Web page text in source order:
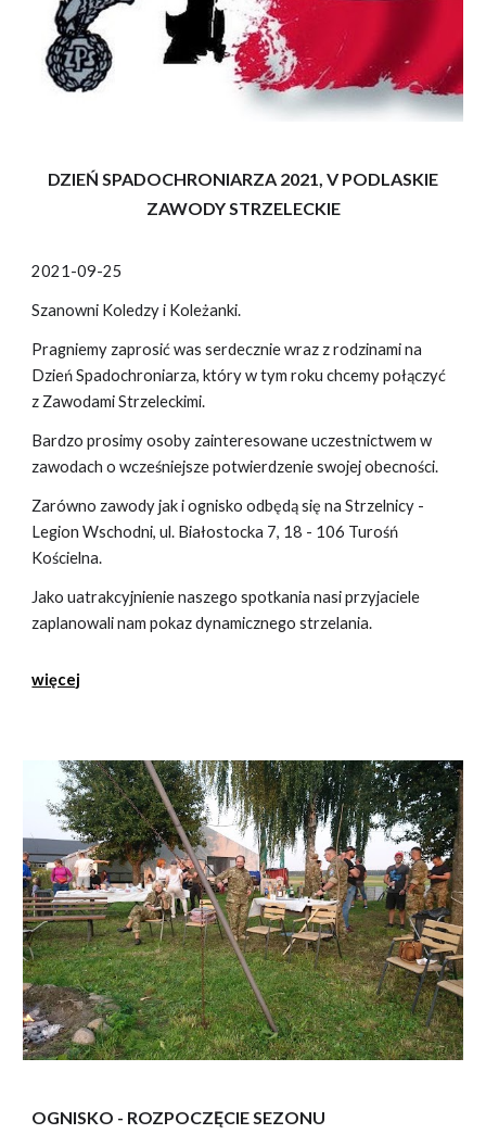
DZIEŃ SPADOCHRONIARZA 2021, V PODLASKIE
ZAWODY STRZELECKIE
2021-09-25
Szanowni Koledzy i Koleżanki.
Pragniemy zaprosić was serdecznie wraz z rodzinami na
Dzień Spadochroniarza, który w tym roku chcemy połączyć
z Zawodami Strzeleckimi.
Bardzo prosimy osoby zainteresowane uczestnictwem w
zawodach o wcześniejsze potwierdzenie swojej obecności.
Zarówno zawody jak i ognisko odbędą się na Strzelnicy -
Legion Wschodni, ul. Białostocka 7, 18 - 106 Turośń
Kościelna.
Jako uatrakcyjnienie naszego spotkania nasi przyjaciele
zaplanowali nam pokaz dynamicznego strzelania.
więcej
OGNISKO - ROZPOCZĘCIESEZONU